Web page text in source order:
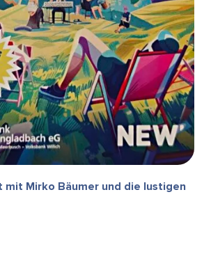
mit Mirko Bäumer und die lustigen